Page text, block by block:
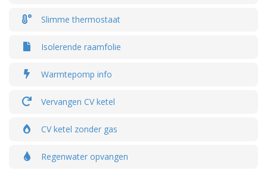
Slimme thermostaat
Isolerende raamfolie
Warmtepomp info
Vervangen CV ketel
CV ketel zonder gas
Regenwater opvangen